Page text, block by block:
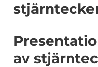
av